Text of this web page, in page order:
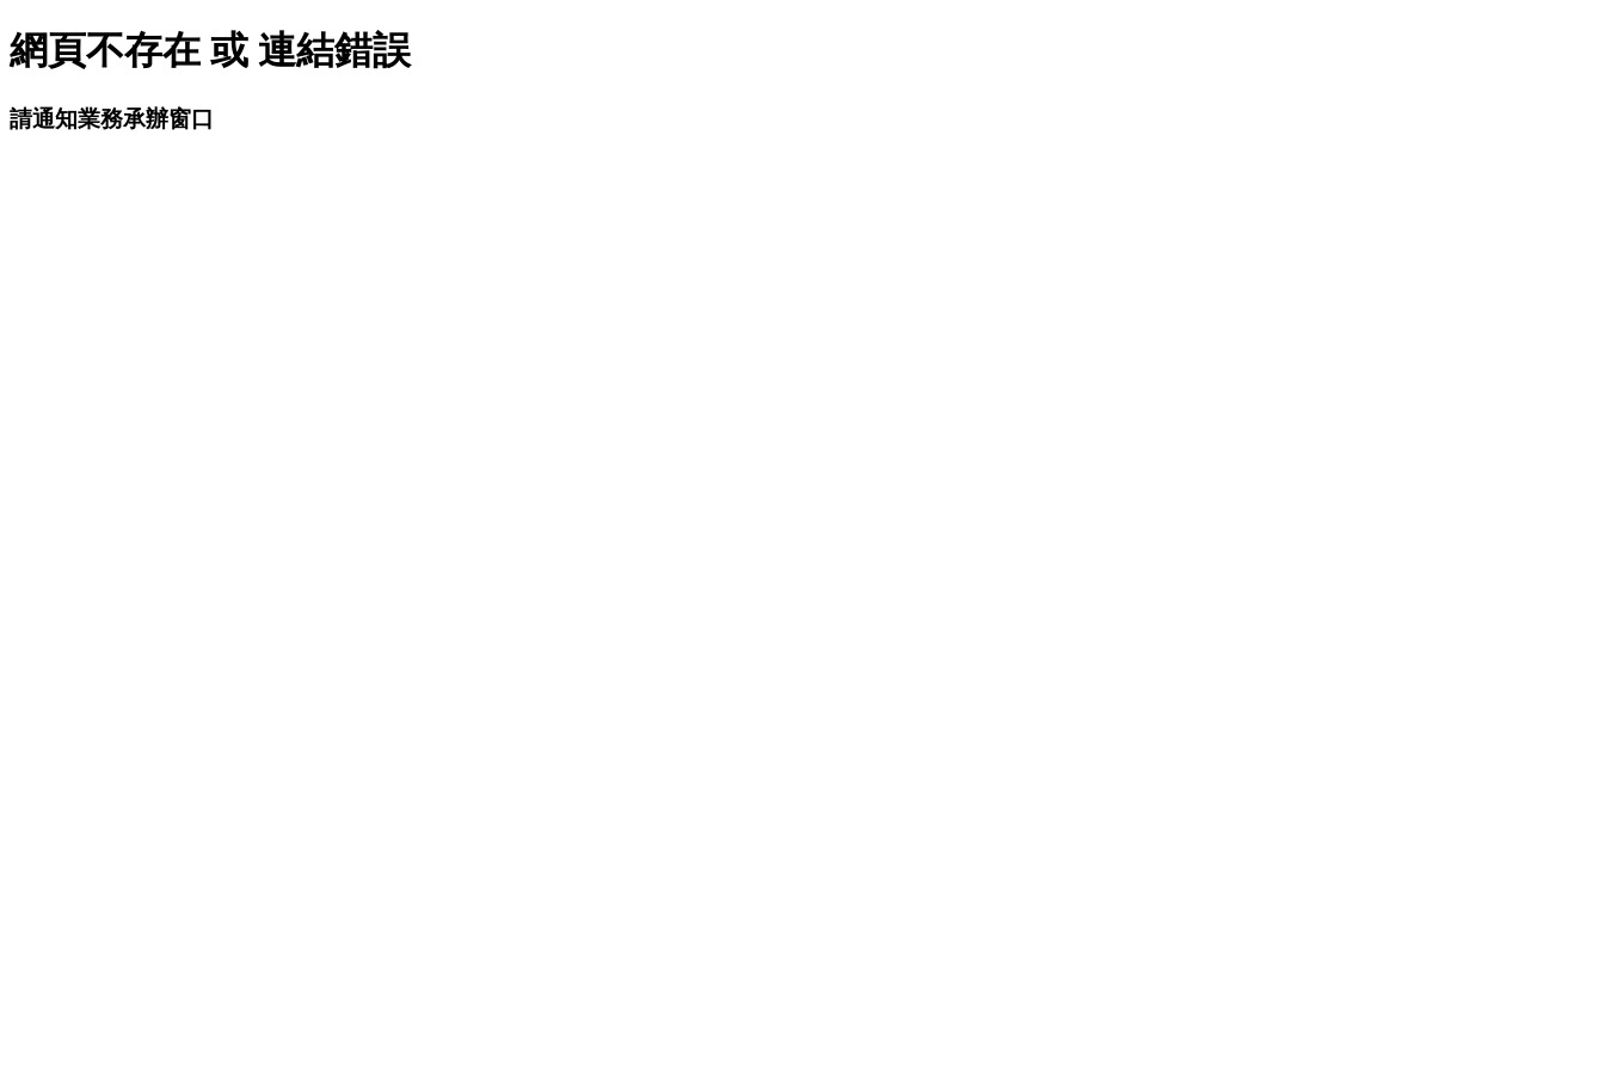
網頁不存在 或 連結錯誤
請通知業務承辦窗口